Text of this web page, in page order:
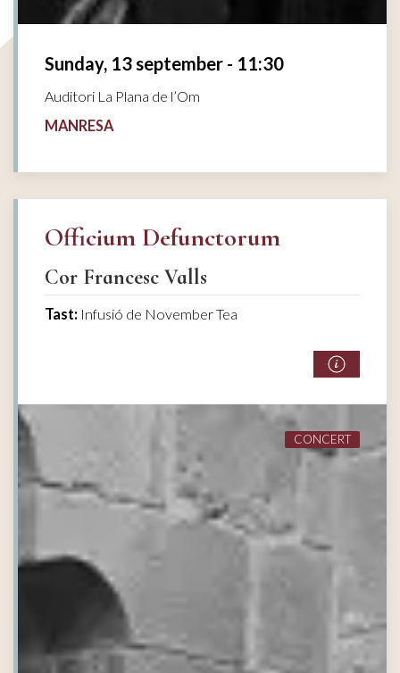
Sunday, 13 september - 11:30
Auditori La Plana de l’Om
MANRESA
Officium Defunctorum
Cor Francesc Valls
Tast: Infusió de November Tea
CONCERT